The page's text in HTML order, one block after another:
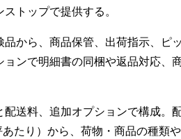
トップで提供する。
から、商品保管、出荷指示、ピ
ンで明細書の同梱や返品対応、
送料、追加オプションで構成。
たり）から、荷物・商品の種類